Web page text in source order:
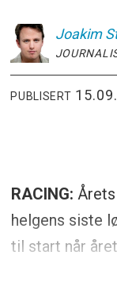
Joakim
PUBLISERT
RACING:
helgens siste
til start når